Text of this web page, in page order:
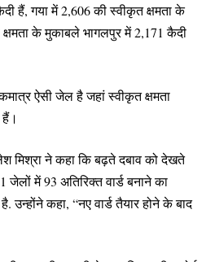
हैं, गया में 2,606 की स्वीकृत क्षमता के
के मुकाबले भागलपुर में 2,171 कैदी
ऐसी जेल है जहां स्वीकृत क्षमता
मिश्रा ने कहा कि बढ़ते दबाव को देखते
में 93 अतिरिक्त वार्ड बनाने का
उन्होंने कहा, “नए वार्ड तैयार होने के बाद